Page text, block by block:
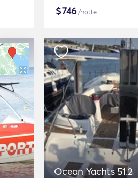
$746/notte
Ocean Yachts 51.2